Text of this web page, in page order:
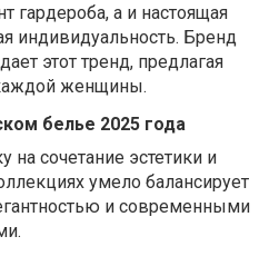
гардероба, а и настоящая
индивидуальность. Бренд
этот тренд, предлагая
женщины.
белье 2025 года
на сочетание эстетики и
умело балансирует
и современными